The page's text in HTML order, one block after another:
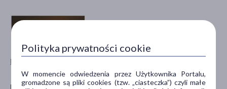
Pokaż wszystkie produkty SINGULARIS
Producent
Polityka prywatności cookie
W momencie odwiedzenia przez Użytkownika Portalu,
gromadzone są pliki cookies (tzw. „ciasteczka”) czyli małe